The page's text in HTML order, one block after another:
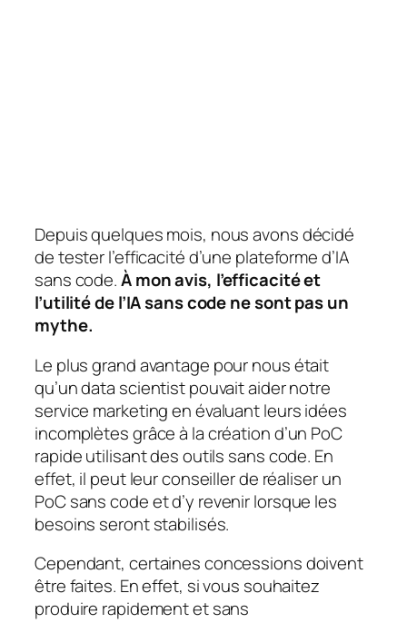
Depuis quelques mois, nous avons décidé
de tester l’efficacité d’une plateforme d’IA
sans code.À mon avis, l’efficacité et
l’utilité de l’IA sans code ne sont pas un
mythe.
Le plus grand avantage pour nous était
qu’un data scientist pouvait aider notre
service marketing en évaluant leurs idées
incomplètes grâce à la création d’un PoC
rapide utilisant des outils sans code. En
effet, il peut leur conseiller de réaliser un
PoC sans code et d’y revenir lorsque les
besoins seront stabilisés.
Cependant, certaines concessions doivent
être faites. En effet, si vous souhaitez
produire rapidement et sans